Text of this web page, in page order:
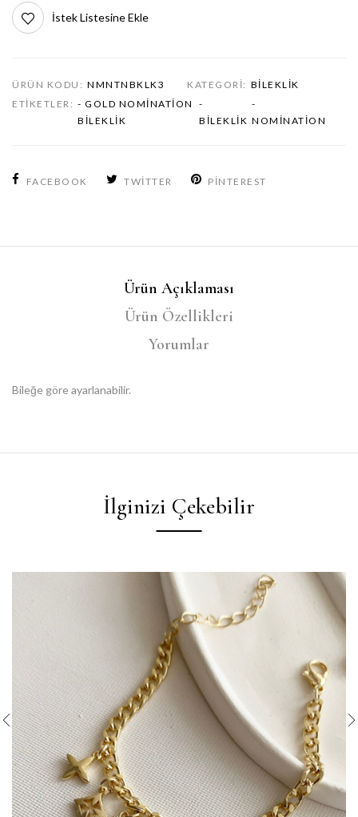
İstek Listesine Ekle
ÜRÜN KODU: NMNTNBKLK3 KATEGORI: BILEKLIK
ETIKETLER: - GOLD NOMINATION
BILEKLIK
-
BILEKLIK
-
NOMINATION
FACEBOOK TWITTER PINTEREST
Ürün Açıklaması
Ürün Özellikleri
Yorumlar
Bileğe göre ayarlanabilir.
İlginizi Çekebilir